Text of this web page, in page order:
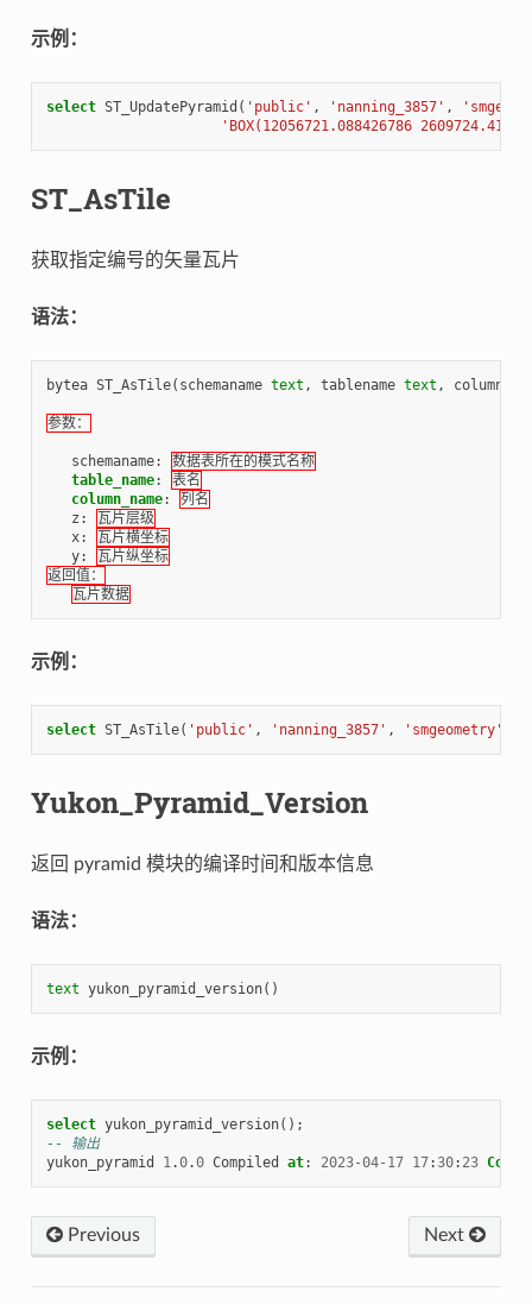
示例：
select ST_UpdatePyramid ( 'public' , 'nanning_3857' ,
'BOX(12056721.088426786
ST_AsTile
获取指定编号的矢量瓦片
语法：
bytea ST_AsTile( schemaname text , tablename text ,
参数：
schemaname:
数据表所在的模式名称
table_name:
表名
column_name:
列名
z :
瓦片层级
x:
瓦片横坐标
y:
瓦片纵坐标
返回值：
瓦片数据
示例：
select ST_AsTile( 'public' , 'nanning_3857' , 'smgeometry'
Yukon_Pyramid_Version
返回 pyramid 模块的编译时间和版本信息
语法：
text yukon_pyramid_version()
示例：
select yukon_pyramid_version();
-- 输出
yukon_pyramid
1.0.0 Compiled at: 2023-04- 17 17:30: 23
Previous Next